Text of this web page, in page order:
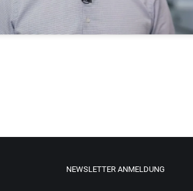
NEWSLETTER ANMELDUNG